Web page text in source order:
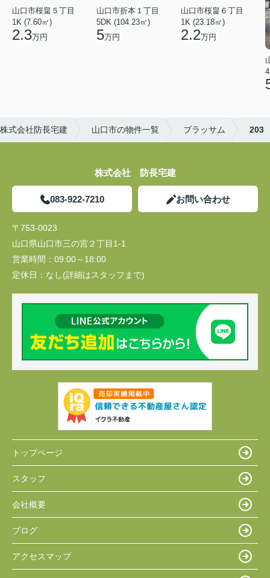
山口市桜畠５丁目
1K (7.60㎡)
2.3万円
山口市折本１丁目
5DK (104.23㎡)
5万円
山口市桜畠６丁目
1K (23.18㎡)
2.2万円
式会社防長宅建 山口市の物件一覧 ブラッサム 203
株式会社 防長宅建
083-922-7210 お問い合わせ
〒753-0023
山口県山口市三の宮２丁目1-1
営業時間： 09:00～18:00
定休日： なし(詳細はスタッフまで)
トップページ
スタッフ
会社概要
ブログ
アクセスマップ